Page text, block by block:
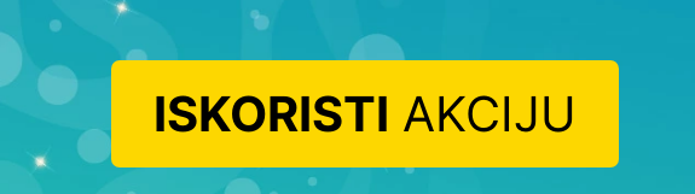
ISKORISTI AKCIJU